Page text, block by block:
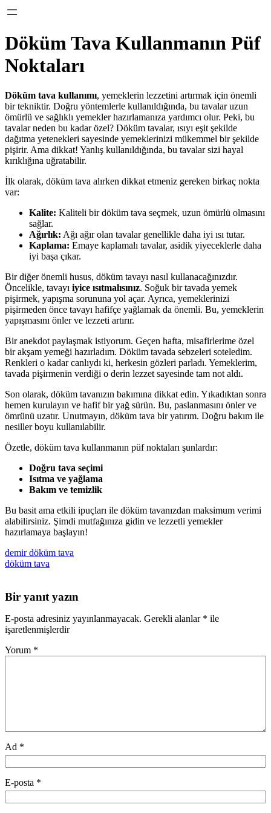
Döküm Tava Kullanmanın Püf
Noktaları
Döküm tava kullanımı, yemeklerin lezzetini artırmak için önemli
bir tekniktir. Doğru yöntemlerle kullanıldığında, bu tavalar uzun
ömürlü ve sağlıklı yemekler hazırlamanıza yardımcı olur. Peki, bu
tavalar neden bu kadar özel? Döküm tavalar, ısıyı eşit şekilde
dağıtma yetenekleri sayesinde yemeklerinizi mükemmel bir şekilde
pişirir. Ama dikkat! Yanlış kullanıldığında, bu tavalar sizi hayal
kırıklığına uğratabilir.
İlk olarak, döküm tava alırken dikkat etmeniz gereken birkaç nokta
var:
Kalite: Kaliteli bir döküm tava seçmek, uzun ömürlü olmasını
sağlar.
Ağırlık: Ağı ağır olan tavalar genellikle daha iyi ısı tutar.
Kaplama: Emaye kaplamalı tavalar, asidik yiyeceklerle daha
iyi başa çıkar.
Bir diğer önemli husus, döküm tavayı nasıl kullanacağınızdır.
Öncelikle, tavayı iyice ısıtmalısınız. Soğuk bir tavada yemek
pişirmek, yapışma sorununa yol açar. Ayrıca, yemeklerinizi
pişirmeden önce tavayı hafifçe yağlamak da önemli. Bu, yemeklerin
yapışmasını önler ve lezzeti artırır.
Bir anekdot paylaşmak istiyorum. Geçen hafta, misafirlerime özel
bir akşam yemeği hazırladım. Döküm tavada sebzeleri soteledim.
Renkleri o kadar canlıydı ki, herkesin gözleri parladı. Yemeklerim,
tavada pişirmenin verdiği o derin lezzet sayesinde tam not aldı.
Son olarak, döküm tavanızın bakımına dikkat edin. Yıkadıktan sonra
hemen kurulayın ve hafif bir yağ sürün. Bu, paslanmasını önler ve
ömrünü uzatır. Unutmayın, döküm tava bir yatırım. Doğru bakım ile
nesiller boyu kullanılabilir.
Özetle, döküm tava kullanmanın püf noktaları şunlardır:
Doğru tava seçimi
Isıtma ve yağlama
Bakım ve temizlik
Bu basit ama etkili ipuçları ile döküm tavanızdan maksimum verimi
alabilirsiniz. Şimdi mutfağınıza gidin ve lezzetli yemekler
hazırlamaya başlayın!
demir döküm tava
döküm tava
Bir yanıt yazın
E-posta adresiniz yayınlanmayacak. Gerekli alanlar * ile
işaretlenmişlerdir
Yorum *
Ad *
E-posta *